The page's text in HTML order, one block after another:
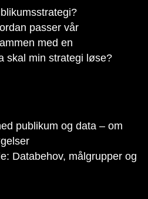
passer vår
med en
skal min strategi løse?
publikum og data – om
Databehov, målgrupper og